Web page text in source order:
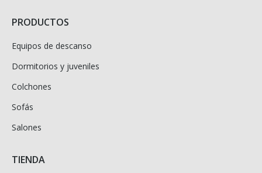
PRODUCTOS
Equipos de descanso
Dormitorios y juveniles
Colchones
Sofás
Salones
TIENDA